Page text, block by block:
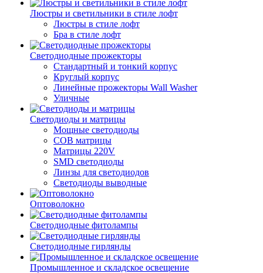
Люстры и светильники в стиле лофт
Люстры в стиле лофт
Бра в стиле лофт
Светодиодные прожекторы
Стандартный и тонкий корпус
Круглый корпус
Линейные прожекторы Wall Washer
Уличные
Светодиоды и матрицы
Мощные светодиоды
COB матрицы
Матрицы 220V
SMD светодиоды
Линзы для светодиодов
Светодиоды выводные
Оптоволокно
Светодиодные фитолампы
Светодиодные гирлянды
Промышленное и складское освещение